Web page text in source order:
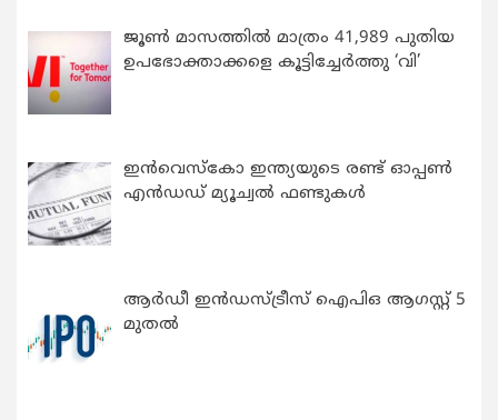
ജൂൺ മാസത്തിൽ മാത്രം 41,989 പുതിയ
ഉപഭോക്താക്കളെ കൂട്ടിച്ചേർത്തു ‘വി’
ഇന്‍വെസ്കോ ഇന്ത്യയുടെ രണ്ട് ഓപ്പണ്‍
എന്‍ഡഡ് മ്യൂച്വല്‍ ഫണ്ടുകള്‍
ആർഡീ ഇൻഡസ്ട്രീസ് ഐപിഒ ആഗസ്റ്റ് 5
മുതൽ